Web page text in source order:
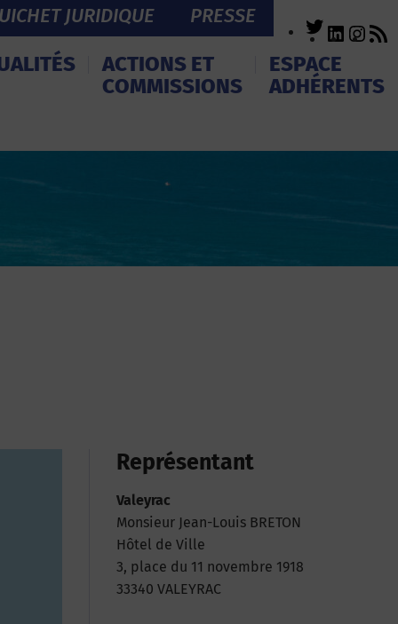
JURIDIQUE PRESSE Twitter
ACTIONS ET
COMMISSIONS
ESPACE
ADHÉRENTS
Représentant
Valeyrac
Monsieur Jean-Louis BRETON
Hôtel de Ville
3, place du 11 novembre 1918
33340 VALEYRAC